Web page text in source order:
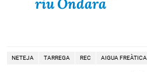
NETEJA TARREGA REC AIGUA FREÀTICA